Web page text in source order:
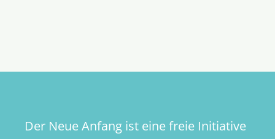
Der Neue Anfang ist eine freie Initiative